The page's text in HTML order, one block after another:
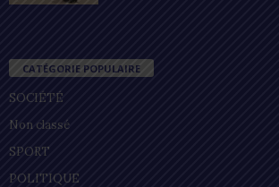
CATÉGORIE POPULAIRE
SOCIÉTÉ
Non classé
SPORT
POLITIQUE